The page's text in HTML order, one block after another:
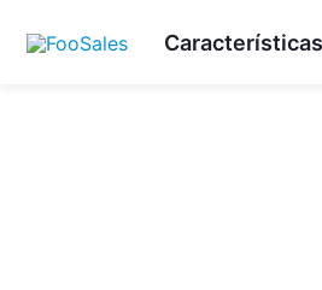
Características